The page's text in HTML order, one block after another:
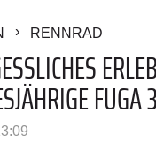
RENNRAD